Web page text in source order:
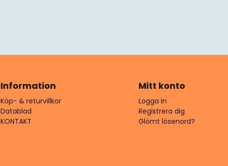
Information
Köp- & returvillkor
Datablad
KONTAKT
Mitt konto
Logga in
Registrera dig
Glömt lösenord?